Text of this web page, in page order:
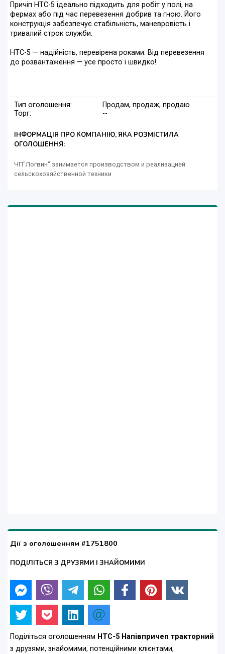
Причіп НТС-5 ідеально підходить для робіт у полі, на
фермах або під час перевезення добрив та гною. Його
конструкція забезпечує стабільність, маневровість і
тривалий строк служби.
НТС-5 — надійність, перевірена роками. Від перевезення
до розвантаження — усе просто і швидко!
Тип оголошення:
Продам, продаж, продаю
Торг:
--
ІНФОРМАЦІЯ ПРО КОМПАНІЮ, ЯКА РОЗМІСТИЛА
ОГОЛОШЕННЯ:
ЧП"Логвин" занимается производством и реализацией
сельскохозяйственной техники
Дії з оголошенням #1751800
ПОДІЛІТЬСЯ З ДРУЗЯМИ І ЗНАЙОМИМИ
Поділіться оголошенням НТС-5 Напівпричеп тракторний
з друзями, знайомими, потенційними клієнтами,